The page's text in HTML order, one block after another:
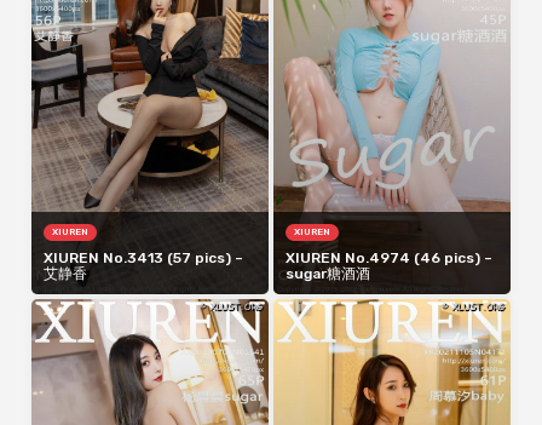
XIUREN
XIUREN No.3413 (57 pics) –
艾静香
XIUREN
XIUREN No.4974 (46 pics) –
sugar糖酒酒